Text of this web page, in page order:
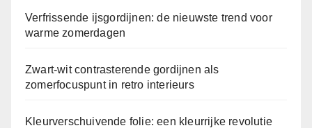
Verfrissende ijsgordijnen: de nieuwste trend voor
warme zomerdagen
Zwart-wit contrasterende gordijnen als
zomerfocuspunt in retro interieurs
Kleurverschuivende folie: een kleurrijke revolutie